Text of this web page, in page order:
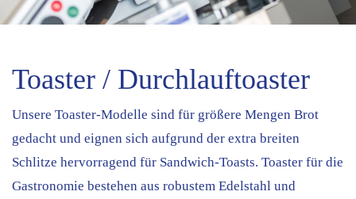
Toaster / Durchlauftoaster
Unsere Toaster-Modelle sind für größere Mengen Brot
gedacht und eignen sich aufgrund der extra breiten
Schlitze hervorragend für Sandwich-Toasts. Toaster für die
Gastronomie bestehen aus robustem Edelstahl und